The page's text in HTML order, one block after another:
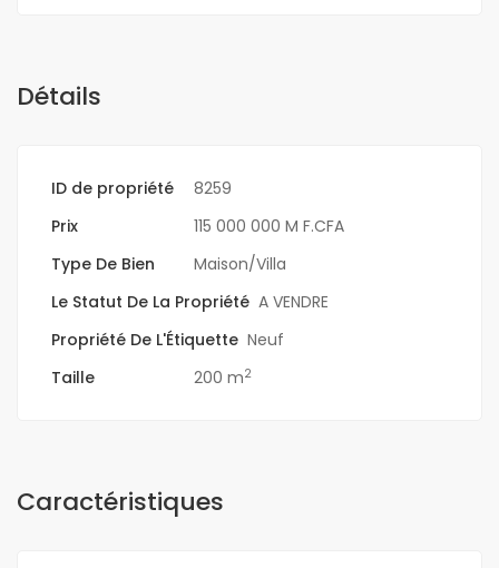
Détails
ID de propriété
8259
Prix
115 000 000 M F.CFA
Type De Bien
Maison/Villa
Le Statut De La Propriété A VENDRE
Propriété De L'Étiquette Neuf
Taille
200 m2
Caractéristiques